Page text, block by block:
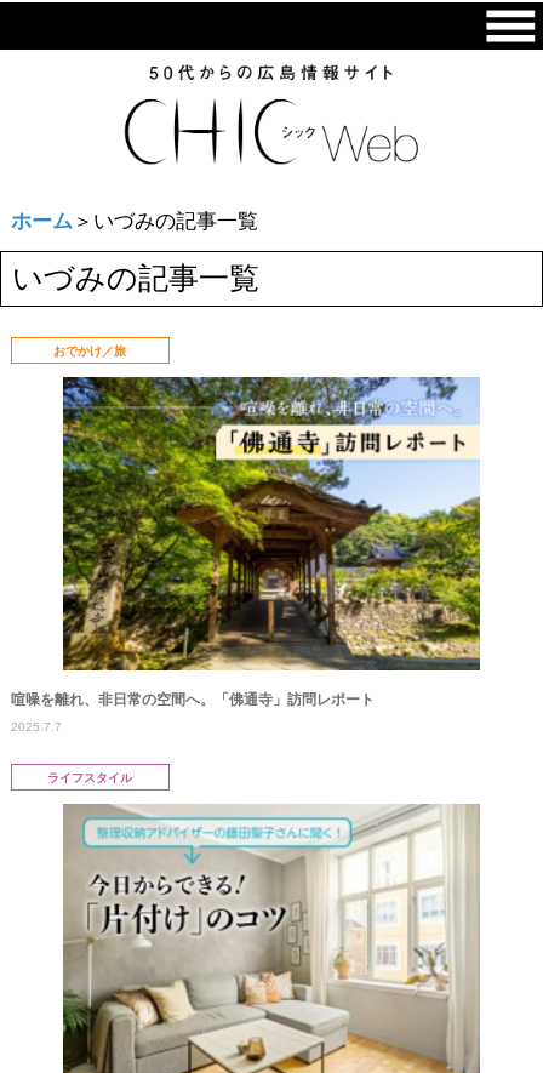
ホーム＞いづみの記事一覧
いづみの記事一覧
おでかけ／旅
喧噪を離れ、非日常の空間へ。「佛通寺」訪問レポート
2025.7.7
ライフスタイル